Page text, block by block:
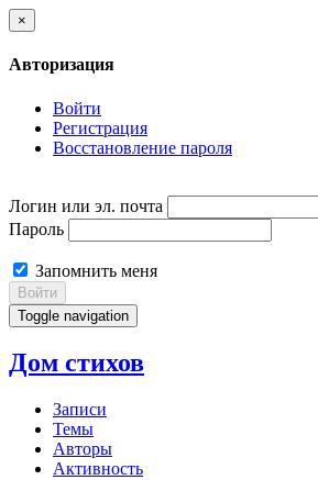
×
Авторизация
Войти
Регистрация
Восстановление пароля
Логин или эл. почта
Пароль
Запомнить меня
Войти
Toggle navigation
Дом стихов
Записи
Темы
Авторы
Активность